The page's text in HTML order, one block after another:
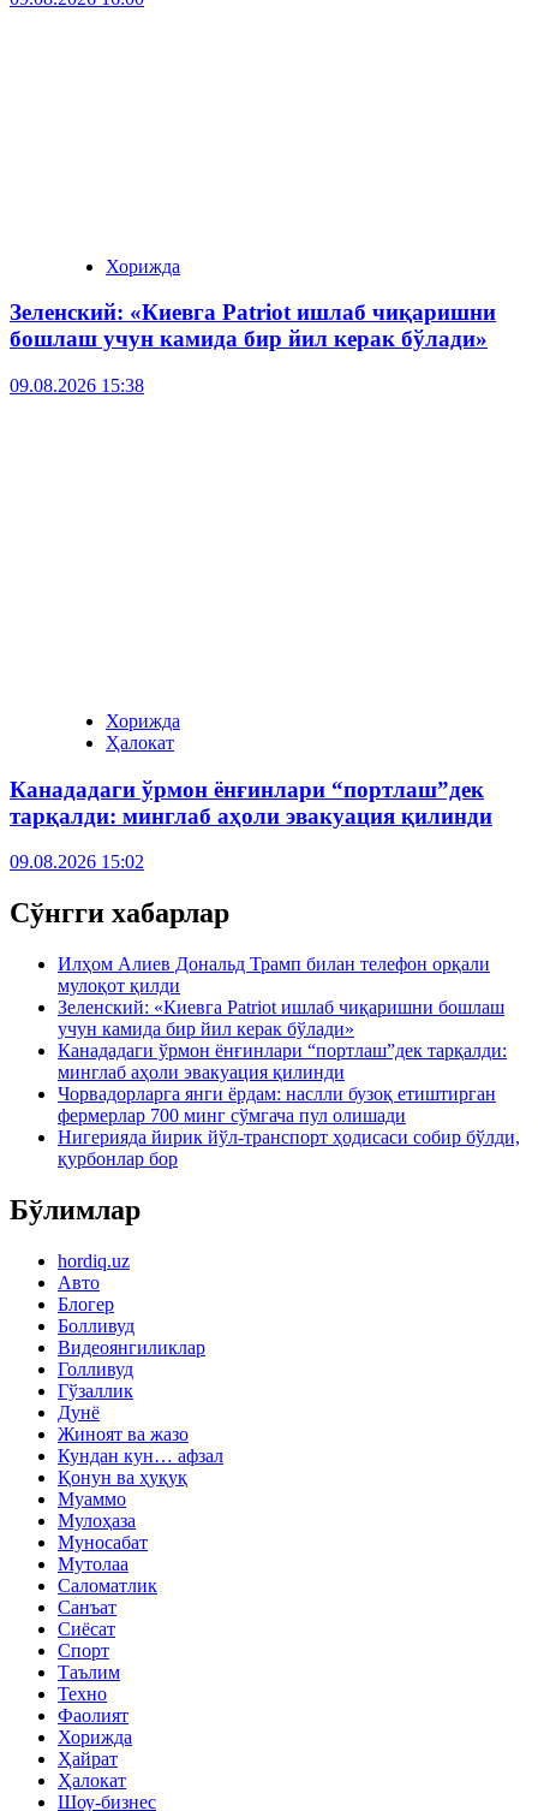
Хорижда
Зеленский: «Киевга Patriot ишлаб чиқаришни
бошлаш учун камида бир йил керак бўлади»
09.08.2026 15:38
Хорижда
Ҳалокат
Канададаги ўрмон ёнғинлари “портлаш”дек
тарқалди: минглаб аҳоли эвакуация қилинди
09.08.2026 15:02
Сўнгги хабарлар
Илҳом Алиев Дональд Трамп билан телефон орқали
мулоқот қилди
Зеленский: «Киевга Patriot ишлаб чиқаришни бошлаш
учун камида бир йил керак бўлади»
Канададаги ўрмон ёнғинлари “портлаш”дек тарқалди:
минглаб аҳоли эвакуация қилинди
Чорвадорларга янги ёрдам: наслли бузоқ етиштирган
фермерлар 700 минг сўмгача пул олишади
Нигерияда йирик йўл-транспорт ҳодисаси собир бўлди,
қурбонлар бор
Бўлимлар
hordiq.uz
Авто
Блогер
Болливуд
Видеоянгиликлар
Голливуд
Гўзаллик
Дунё
Жиноят ва жазо
Кундан кун… афзал
Қонун ва ҳуқуқ
Муаммо
Мулоҳаза
Муносабат
Мутолаа
Саломатлик
Санъат
Сиёсат
Спорт
Таълим
Техно
Фаолият
Хорижда
Ҳайрат
Ҳалокат
Шоу-бизнес